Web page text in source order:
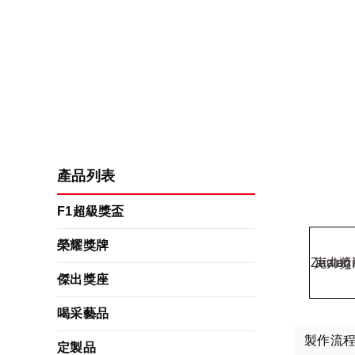
產品列表
F1超級獎盃
榮耀獎牌
傑出獎座
喝采藝品
定製品
製作流